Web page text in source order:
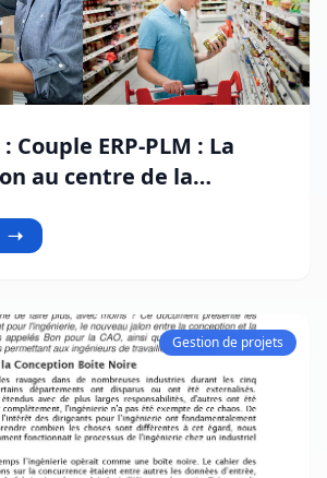
Couple ERP-PLM : La
au centre de la
Gestion de projets